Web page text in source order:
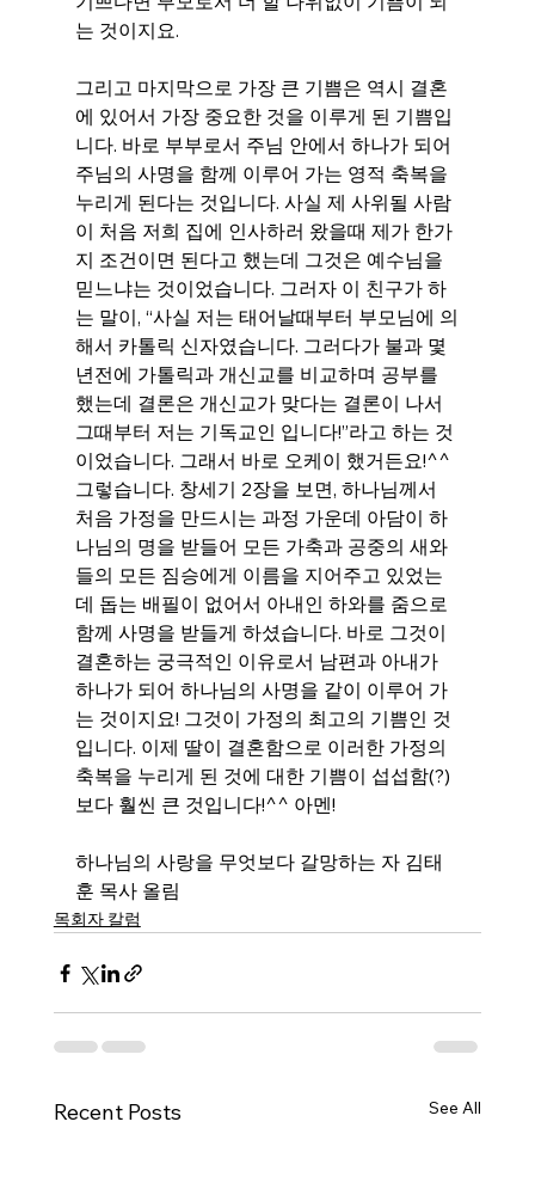
는 것이지요.
그리고 마지막으로 가장 큰 기쁨은 역시 결혼
에 있어서 가장 중요한 것을 이루게 된 기쁨입
니다. 바로 부부로서 주님 안에서 하나가 되어
주님의 사명을 함께 이루어 가는 영적 축복을
누리게 된다는 것입니다. 사실 제 사위될 사람
이 처음 저희 집에 인사하러 왔을때 제가 한가
지 조건이면 된다고 했는데 그것은 예수님을
믿느냐는 것이었습니다. 그러자 이 친구가 하
는 말이, “사실 저는 태어날때부터 부모님에 의
해서 카톨릭 신자였습니다. 그러다가 불과 몇
년전에 가톨릭과 개신교를 비교하며 공부를
했는데 결론은 개신교가 맞다는 결론이 나서
그때부터 저는 기독교인 입니다!”라고 하는 것
이었습니다. 그래서 바로 오케이 했거든요!^^
그렇습니다. 창세기 2장을 보면, 하나님께서
처음 가정을 만드시는 과정 가운데 아담이 하
나님의 명을 받들어 모든 가축과 공중의 새와
들의 모든 짐승에게 이름을 지어주고 있었는
데 돕는 배필이 없어서 아내인 하와를 줌으로
함께 사명을 받들게 하셨습니다. 바로 그것이
결혼하는 궁극적인 이유로서 남편과 아내가
하나가 되어 하나님의 사명을 같이 이루어 가
는 것이지요! 그것이 가정의 최고의 기쁨인 것
입니다. 이제 딸이 결혼함으로 이러한 가정의
축복을 누리게 된 것에 대한 기쁨이 섭섭함(?)
보다 훨씬 큰 것입니다!^^ 아멘!
하나님의 사랑을 무엇보다 갈망하는 자 김태
훈 목사 올림
목회자 칼럼
Recent Posts See All